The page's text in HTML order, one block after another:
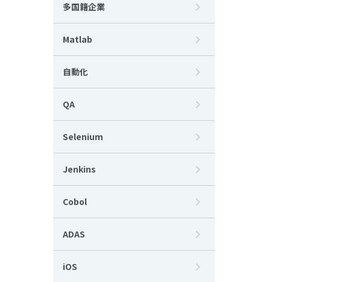
多国籍企業
Matlab
自動化
QA
Selenium
Jenkins
Cobol
ADAS
iOS